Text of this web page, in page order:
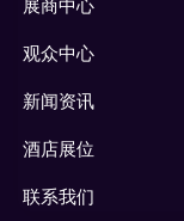
展商中心
观众中心
新闻资讯
酒店展位
联系我们